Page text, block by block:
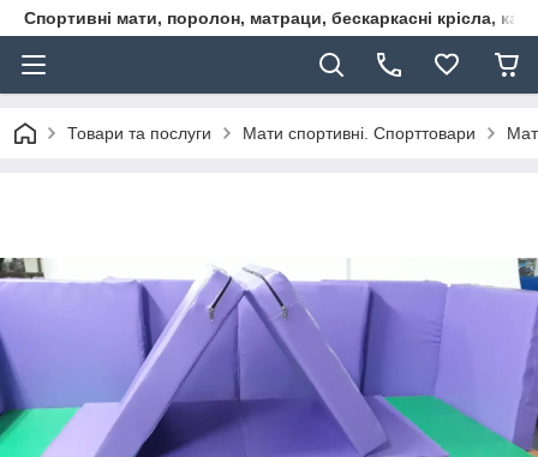
Спортивні мати, поролон, матраци, бескаркасні крісла,
Товари та послуги Мати спортивні. Спорттовари